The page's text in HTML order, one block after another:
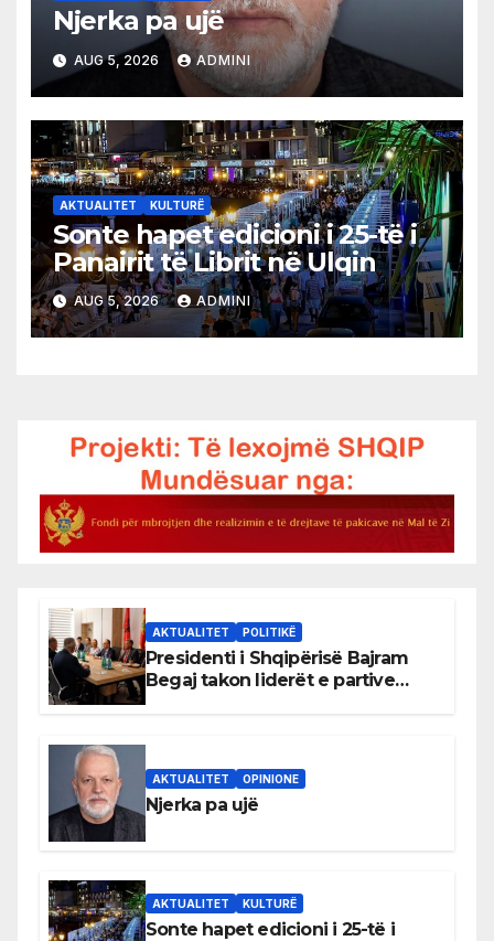
Njerka pa ujë
AUG 5, 2026 ADMINI
AKTUALITET KULTURË
Sonte hapet edicioni i 25-të i
Panairit të Librit në Ulqin
AUG 5, 2026 ADMINI
AKTUALITET POLITIKË
Presidenti i Shqipërisë Bajram
Begaj takon liderët e partive
AKTUALITET OPINIONE
Njerka pa ujë
AKTUALITET KULTURË
Sonte hapet edicioni i 25-të i